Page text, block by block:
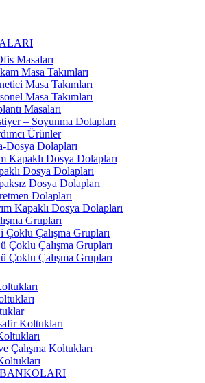
Masaları
Masa Takımları
Masa Takımları
Masa Takımları
Masaları
– Soyunma Dolapları
Ürünler
Dosya Dolapları
Kapaklı Dosya Dolapları
Dosya Dolapları
Dosya Dolapları
Dolapları
Kapaklı Dosya Dolapları
Grupları
Çoklu Çalışma Grupları
Çoklu Çalışma Grupları
Çoklu Çalışma Grupları
Koltukları
Çalışma Koltukları